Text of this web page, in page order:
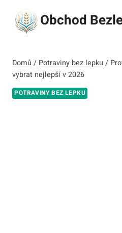
obsah
Obchod
Domů / Potraviny bez lepku /
vybrat nejlepší v 2026
POTRAVINY BEZ LEPKU